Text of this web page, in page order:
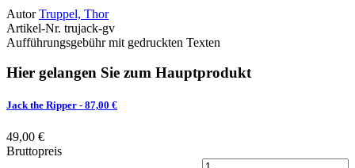
Autor Truppel, Thor
Artikel-Nr. trujack-gv
Aufführungsgebühr mit gedruckten Texten
Hier gelangen Sie zum Hauptprodukt
Jack the Ripper - 87,00 €
49,00 €
Bruttopreis